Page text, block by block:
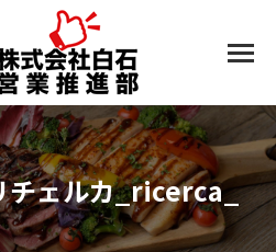
チェルカ_ricerca_